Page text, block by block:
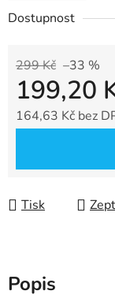
Dostupnost
299 Kč –33 %
199,20
164,63 Kč bez
Tisk
Popis